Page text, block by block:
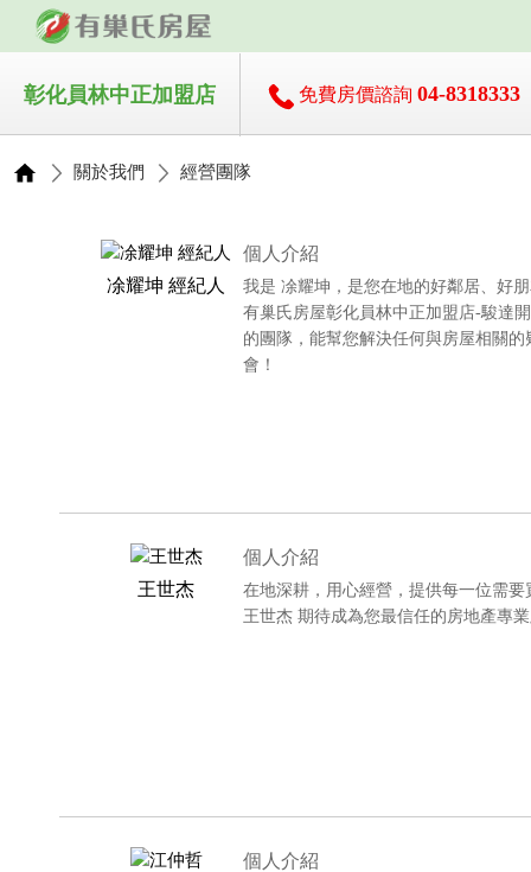
彰化員林中正加盟店 免費房價諮詢04-8318333
關於我們 經營團隊
凃耀坤 經紀人
個人介紹
我是 凃耀坤，是您在地的好鄰居、好
有巢氏房屋彰化員林中正加盟店-駿達
的團隊，能幫您解決任何與房屋相關
會！
王世杰
個人介紹
在地深耕，用心經營，提供每一位需
王世杰 期待成為您最信任的房地產專
個人介紹